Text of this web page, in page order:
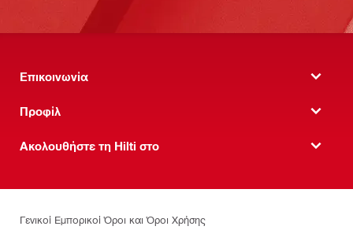
Επικοινωνία
Προφίλ
Ακολουθήστε τη Hilti στο
Γενικοί Εμπορικοί Όροι και Όροι Χρήσης